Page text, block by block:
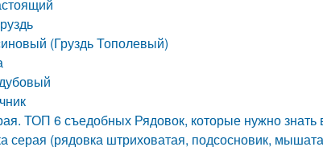
(Груздь Тополевый)
ТОП 6 съедобных Рядовок, которые нужно знать
серая (рядовка штриховатая, подсосновик,